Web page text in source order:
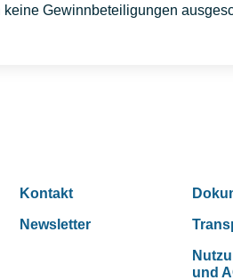
Gewinnbeteiligungen
Kontakt
Newsletter
und